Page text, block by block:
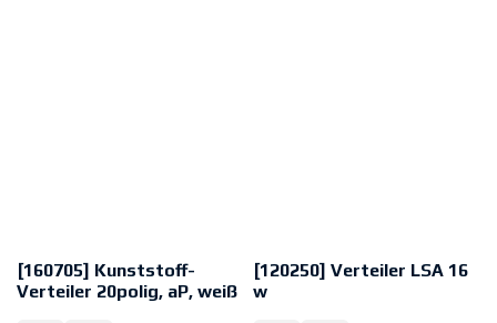
[160705] Kunststoff-
Verteiler 20polig, aP, weiß
[120250] Verteiler LSA 16
w